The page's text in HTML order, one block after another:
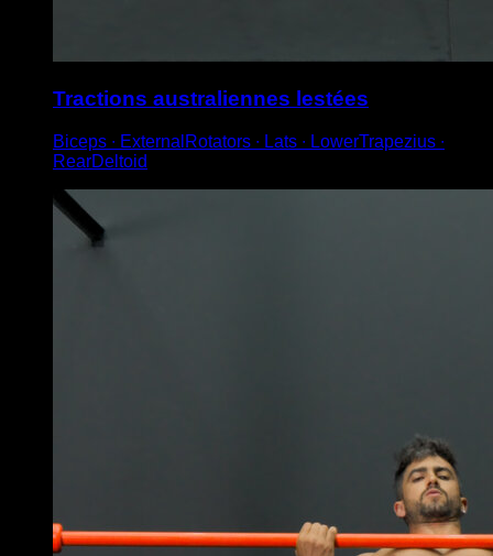
Tractions australiennes lestées
Biceps ∙ ExternalRotators ∙ Lats ∙ LowerTrapezius ∙
RearDeltoid